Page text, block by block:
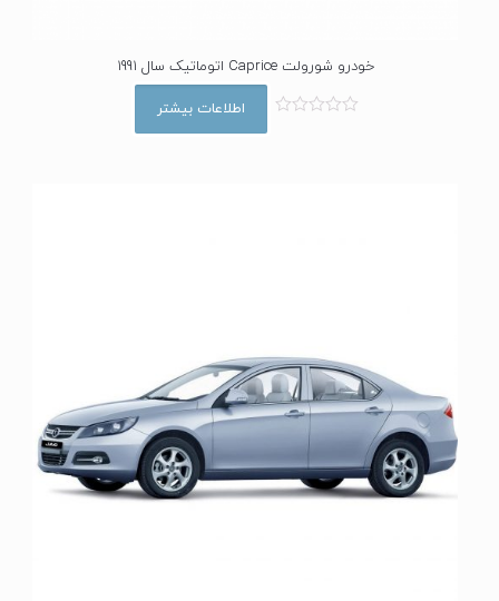
خودرو شورولت Caprice اتوماتیک سال 1991
اطلاعات بیشتر